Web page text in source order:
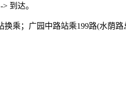
到达。
乘；广园中路站乘199路(水荫